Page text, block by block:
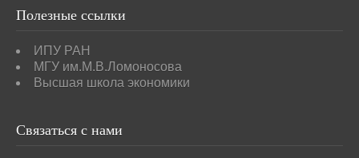
Полезные ссылки
ИПУ РАН
МГУ им.М.В.Ломоносова
Высшая школа экономики
Связаться с нами